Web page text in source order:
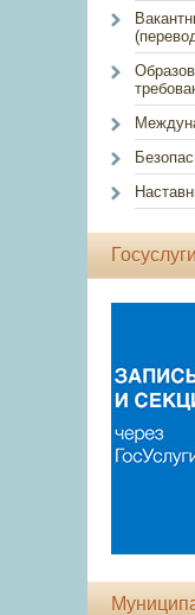
Госуслуги